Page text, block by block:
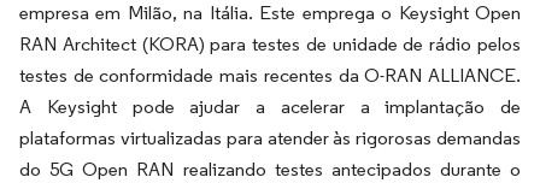
empresa em Milão, na Itália. Este emprega o Keysight Open
RAN Architect (KORA) para testes de unidade de rádio pelos
testes de conformidade mais recentes da O-RAN ALLIANCE.
A Keysight pode ajudar a acelerar a implantação de
plataformas virtualizadas para atender às rigorosas demandas
do 5G Open RAN realizando testes antecipados durante o